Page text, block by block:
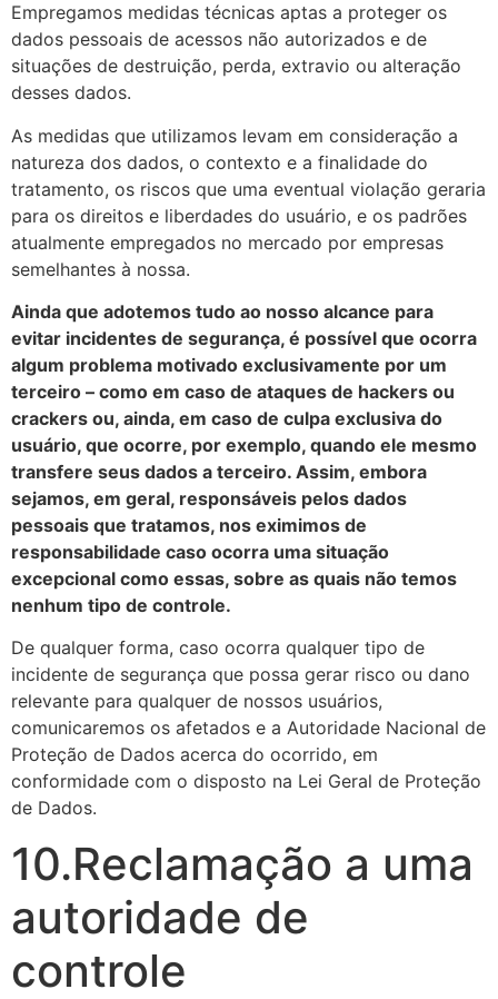
Empregamos medidas técnicas aptas a proteger os
dados pessoais de acessos não autorizados e de
situações de destruição, perda, extravio ou alteração
desses dados.
As medidas que utilizamos levam em consideração a
natureza dos dados, o contexto e a finalidade do
tratamento, os riscos que uma eventual violação geraria
para os direitos e liberdades do usuário, e os padrões
atualmente empregados no mercado por empresas
semelhantes à nossa.
Ainda que adotemos tudo ao nosso alcance para
evitar incidentes de segurança, é possível que ocorra
algum problema motivado exclusivamente por um
terceiro – como em caso de ataques de hackers ou
crackers ou, ainda, em caso de culpa exclusiva do
usuário, que ocorre, por exemplo, quando ele mesmo
transfere seus dados a terceiro. Assim, embora
sejamos, em geral, responsáveis pelos dados
pessoais que tratamos, nos eximimos de
responsabilidade caso ocorra uma situação
excepcional como essas, sobre as quais não temos
nenhum tipo de controle.
De qualquer forma, caso ocorra qualquer tipo de
incidente de segurança que possa gerar risco ou dano
relevante para qualquer de nossos usuários,
comunicaremos os afetados e a Autoridade Nacional de
Proteção de Dados acerca do ocorrido, em
conformidade com o disposto na Lei Geral de Proteção
de Dados.
10.Reclamação a uma
autoridade de
controle